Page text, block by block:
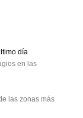
día
en las
las zonas más